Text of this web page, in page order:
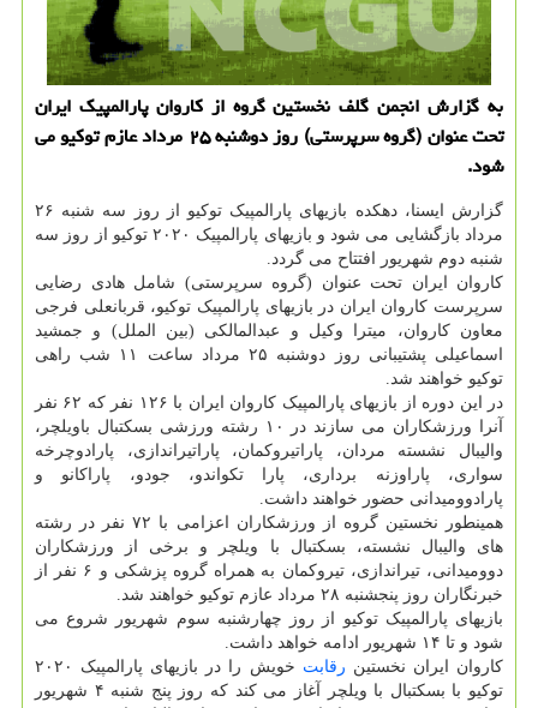
به گزارش انجمن گلف نخستین گروه از کاروان پارالمپیک ایران
تحت عنوان (گروه سرپرستی) روز دوشنبه ۲۵ مرداد عازم توکیو می
شود.
گزارش ایسنا، دهکده بازیهای پارالمپیک توکیو از روز سه شنبه ۲۶
مرداد بازگشایی می شود و بازیهای پارالمپیک ۲۰۲۰ توکیو از روز سه
شنبه دوم شهریور افتتاح می گردد.
کاروان ایران تحت عنوان (گروه سرپرستی) شامل هادی رضایی
سرپرست کاروان ایران در بازیهای پارالمپیک توکیو، قربانعلی فرجی
معاون کاروان، میترا وکیل و عبدالمالکی (بین الملل) و جمشید
اسماعیلی پشتیبانی روز دوشنبه ۲۵ مرداد ساعت ۱۱ شب راهی
توکیو خواهند شد.
در این دوره از بازیهای پارالمپیک کاروان ایران با ۱۲۶ نفر که ۶۲ نفر
آنرا ورزشکاران می سازند در ۱۰ رشته ورزشی بسکتبال باویلچر،
والیبال نشسته مردان، پاراتیروکمان، پاراتیراندازی، پارادوچرخه
سواری، پاراوزنه برداری، پارا تکواندو، جودو، پاراکانو و
پارادوومیدانی حضور خواهند داشت.
همینطور نخستین گروه از ورزشکاران اعزامی با ۷۲ نفر در رشته
های والیبال نشسته، بسکتبال با ویلچر و برخی از ورزشکاران
دوومیدانی، تیراندازی، تیروکمان به همراه گروه پزشکی و ۶ نفر از
خبرنگاران روز پنجشنبه ۲۸ مرداد عازم توکیو خواهند شد.
بازیهای پارالمپیک توکیو از روز چهارشنبه سوم شهریور شروع می
شود و تا ۱۴ شهریور ادامه خواهد داشت.
کاروان ایران نخستین رقابت
خویش را در بازیهای پارالمپیک ۲۰۲۰
توکیو با بسکتبال با ویلچر آغاز می کند که روز پنج شنبه ۴ شهریور